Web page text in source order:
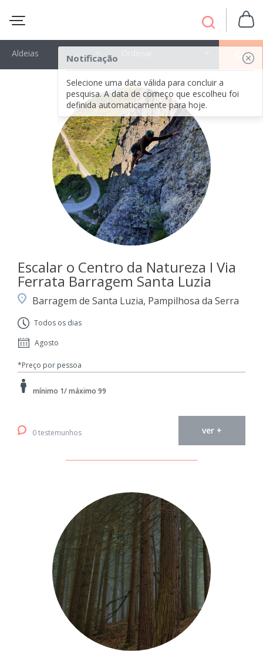
Notificação
Selecione uma data válida para concluir a
pesquisa. A data de começo que escolheu foi
definida automaticamente para hoje.
OK
Aldeias
Escalar o Centro da Natureza I Via
Ferrata Barragem Santa Luzia
Barragem de Santa Luzia, Pampilhosa da Serra
Todos os dias
Agosto
*Preço por pessoa
mínimo 1/ máximo 99
0 testemunhos ver +